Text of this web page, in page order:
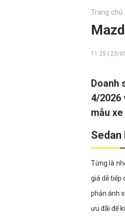
Trang chủ
11:25 | 23/
Doanh
4/2026
mẫu
Sedan
Từng là
giá dễ tiếp
phản ánh
ưu đãi để